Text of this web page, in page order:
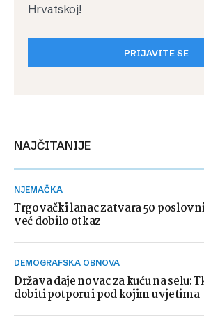
Hrvatskoj!
PRIJAVITE SE
NAJČITANIJE
NJEMAČKA
Trgovački lanac zatvara 50
već dobilo otkaz
DEMOGRAFSKA OBNOVA
Država daje novac za kuću na selu:
dobiti potporu i pod kojim uvjetima